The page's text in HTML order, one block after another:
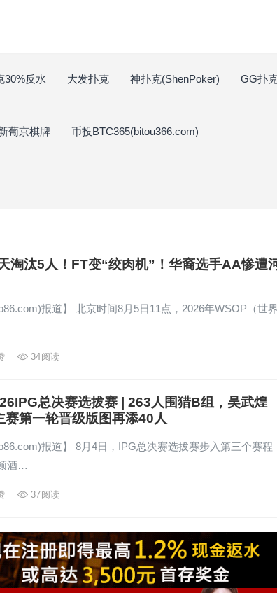
30%反水 大发扑克 神扑克(ShenPoker) GG扑
葡京棋牌 币投BTC365(bitou366.com)
淘汰5人！FT变“绞肉机”！华裔选手AA惨遭
报道】 北京时间8月5日11点，2026年WSOP（世
34阅读
总决赛选拔赛 | 263人围猎B组，吴武煌
赛第一轮晋级版图再添40人
报道】 8月4日，IPG总决赛选拔赛步入第三个赛程
酒…
37阅读